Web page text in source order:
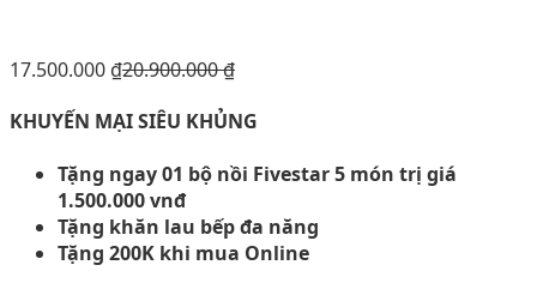
17.500.000 ₫20.900.000₫
KHUYẾN MẠI SIÊU KHỦNG
Tặng ngay 01 bộ nồi Fivestar 5 món trị giá
1.500.000 vnđ
Tặng khăn lau bếp đa năng
Tặng 200K khi mua Online